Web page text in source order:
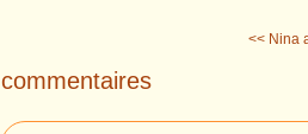
<< Nina
commentaires